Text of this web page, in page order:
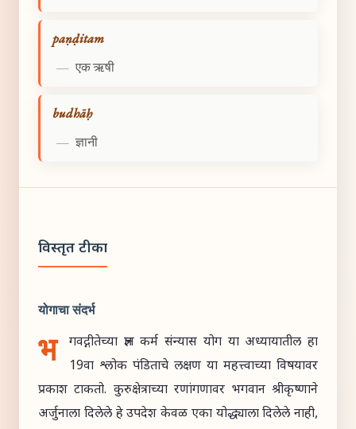
paṇḍitam
— एक ऋषी
budhāḥ
— ज्ञानी
विस्तृत टीका
योगाचा संदर्भ
भ
गवद्गीतेच्या ज्ञान कर्म संन्यास योग या अध्यायातील हा
19वा श्लोक पंडिताचे लक्षण या महत्त्वाच्या विषयावर
प्रकाश टाकतो. कुरुक्षेत्राच्या रणांगणावर भगवान श्रीकृष्णाने
अर्जुनाला दिलेले हे उपदेश केवळ एका योद्ध्याला दिलेले नाही,